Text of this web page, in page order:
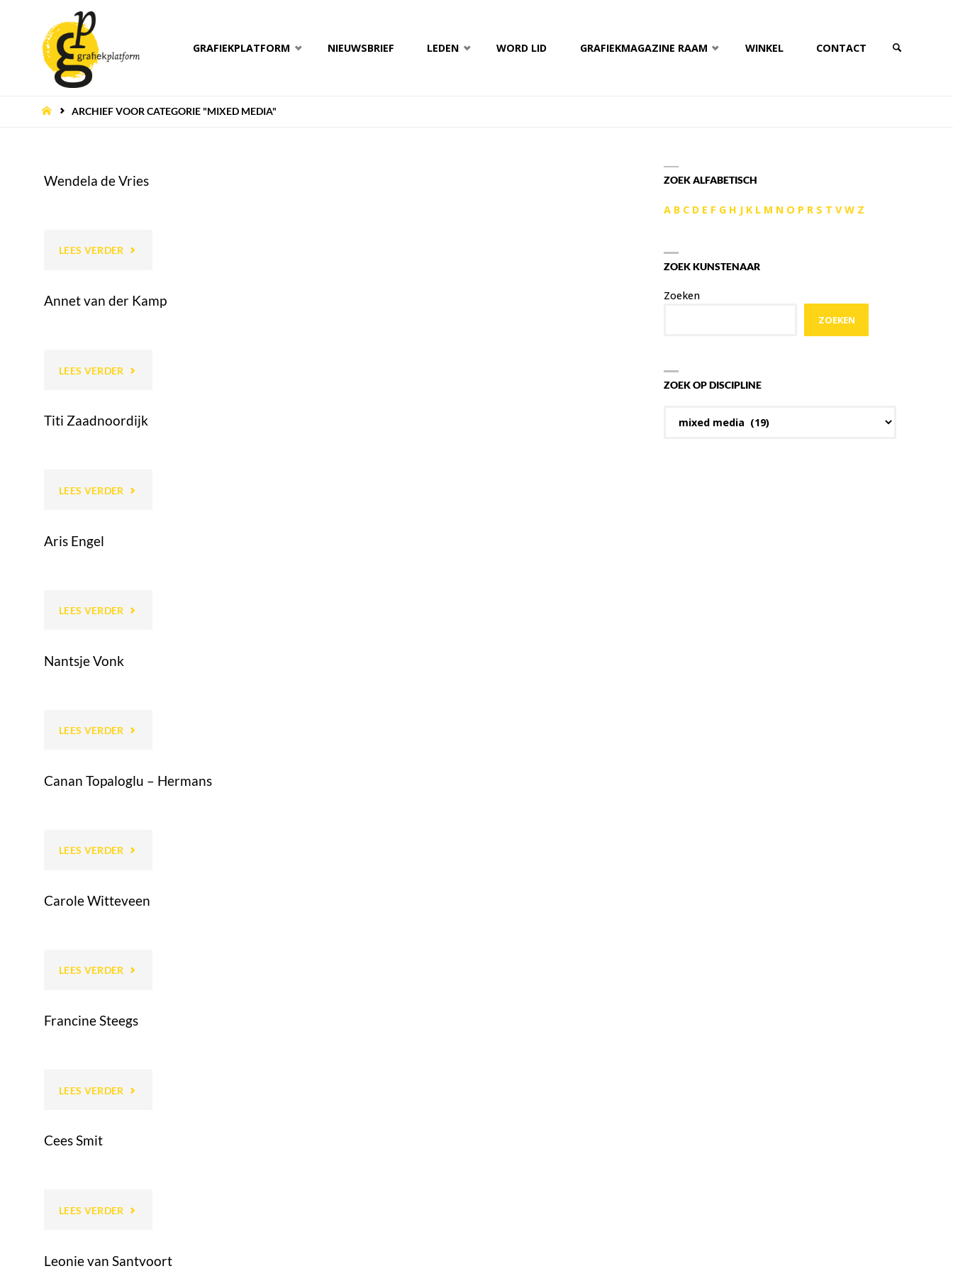
GRAFIEKPLATFORM NIEUWSBRIEF LEDEN WORD LID GRAFIEKMAGAZINE RAAM WINKEL CONTACT
HOMEARCHIEF VOOR CATEGORIE "MIXED MEDIA"
Wendela de Vries
LEES VERDER "WENDELA
Annet van der Kamp
LEES VERDER "ANNET
Titi Zaadnoordijk
LEES VERDER "TITI
Aris Engel
LEES VERDER "ARIS
Nantsje Vonk
LEES VERDER "NANTSJE
Canan Topaloglu – Hermans
LEES VERDER "CANAN
Carole Witteveen
LEES VERDER "CAROLE
Francine Steegs
LEES VERDER "FRANCINE
Cees Smit
LEES VERDER "CEES
Leonie van Santvoort
ZOEK ALFABETISCH
A B C D E F G H J K L M N O P R S T V W Z
ZOEK KUNSTENAAR
Zoeken
ZOEKEN
ZOEK OP DISCIPLINE